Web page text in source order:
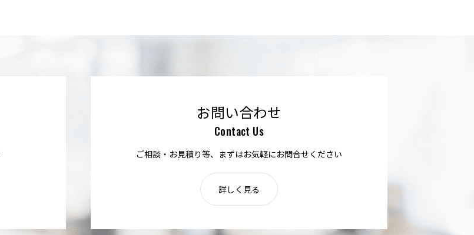
お問い合わせ
Contact Us
ご相談・お見積り等、まずはお気軽にお問合せください
詳しく見る